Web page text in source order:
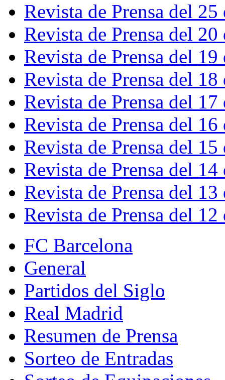
Revista de Prensa del
Revista de Prensa del
Revista de Prensa del
Revista de Prensa del
Revista de Prensa del
Revista de Prensa del
Revista de Prensa del
Revista de Prensa del
Revista de Prensa del
Revista de Prensa del
FC Barcelona
General
Partidos del Siglo
Real Madrid
Resumen de Prensa
Sorteo de Entradas